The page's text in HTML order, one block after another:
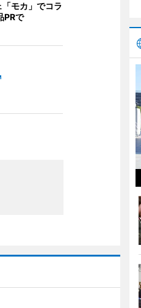
モカ」でコラ
PRで